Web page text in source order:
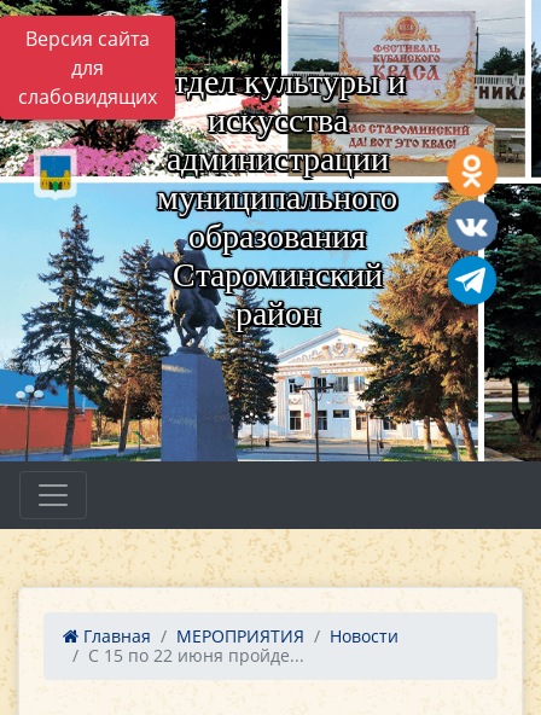
Версия сайта
для
слабовидящих Отдел культуры и
искусства
администрации
муниципального
образования
Староминский
район
Главная МЕРОПРИЯТИЯ
Новости
С 15 по 22 июня пройде...